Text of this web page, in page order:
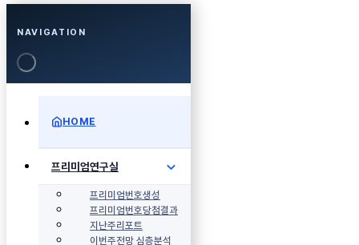
NAVIGATION
HOME
프리미엄연구실
프리미엄번호생성
프리미엄번호당첨결과
지난주리포트
이번주전망 심층분석